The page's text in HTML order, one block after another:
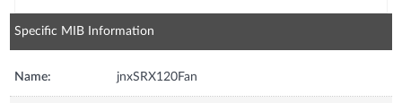
Specific MIB Information
Name: jnxSRX120Fan